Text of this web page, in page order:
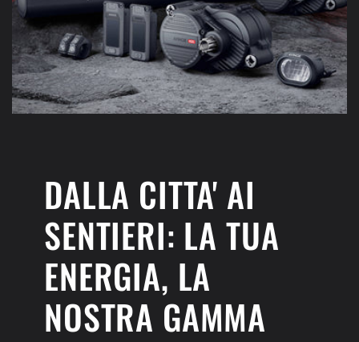
DALLA CITTA' AI
SENTIERI: LA TUA
ENERGIA, LA
NOSTRA GAMMA